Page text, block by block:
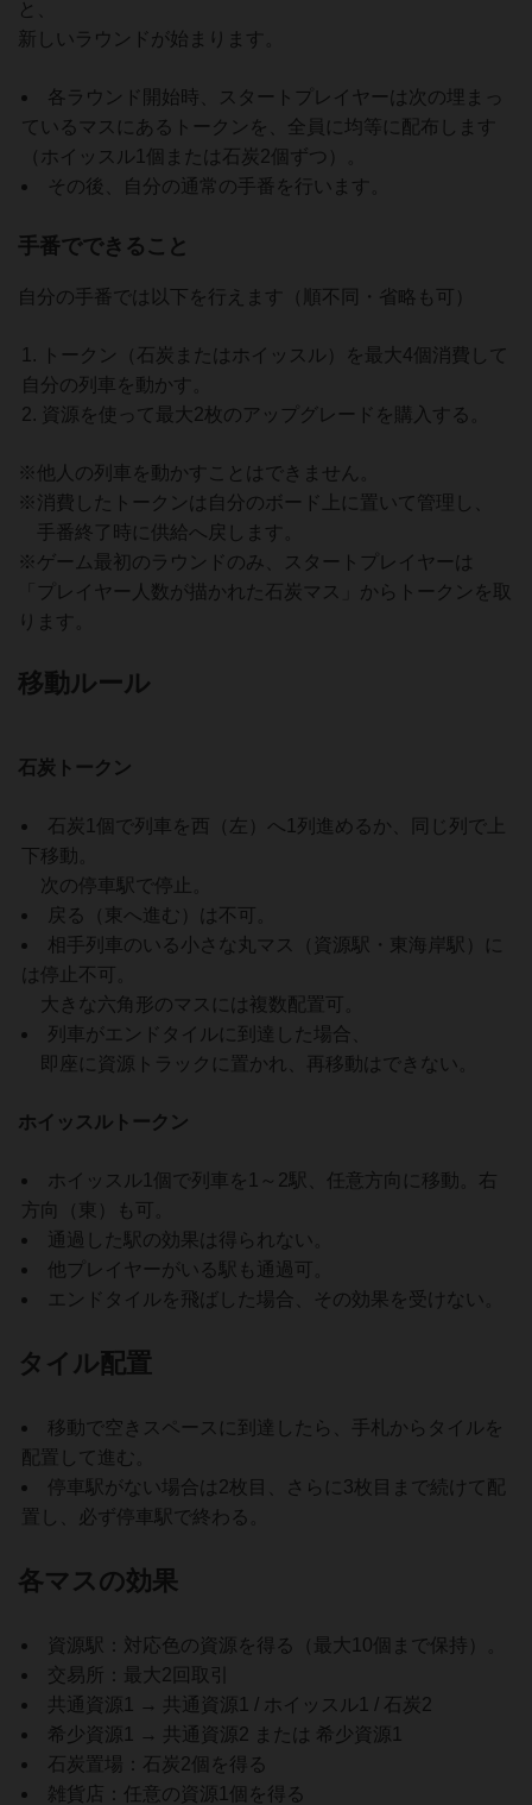
と、
新しいラウンドが始まります。
各ラウンド開始時、スタートプレイヤーは次の埋まっ
ているマスにあるトークンを、全員に均等に配布します
（ホイッスル1個または石炭2個ずつ）。
その後、自分の通常の手番を行います。
手番でできること
自分の手番では以下を行えます（順不同・省略も可）
トークン（石炭またはホイッスル）を最大4個消費して
自分の列車を動かす。
資源を使って最大2枚のアップグレードを購入する。
※他人の列車を動かすことはできません。
※消費したトークンは自分のボード上に置いて管理し、
手番終了時に供給へ戻します。
※ゲーム最初のラウンドのみ、スタートプレイヤーは
「プレイヤー人数が描かれた石炭マス」からトークンを取
ります。
移動ルール
石炭トークン
石炭1個で列車を西（左）へ1列進めるか、同じ列で上
下移動。
次の停車駅で停止。
戻る（東へ進む）は不可。
相手列車のいる小さな丸マス（資源駅・東海岸駅）に
は停止不可。
大きな六角形のマスには複数配置可。
列車がエンドタイルに到達した場合、
即座に資源トラックに置かれ、再移動はできない。
ホイッスルトークン
ホイッスル1個で列車を1～2駅、任意方向に移動。右
方向（東）も可。
通過した駅の効果は得られない。
他プレイヤーがいる駅も通過可。
エンドタイルを飛ばした場合、その効果を受けない。
タイル配置
移動で空きスペースに到達したら、手札からタイルを
配置して進む。
停車駅がない場合は2枚目、さらに3枚目まで続けて配
置し、必ず停車駅で終わる。
各マスの効果
資源駅：対応色の資源を得る（最大10個まで保持）。
交易所：最大2回取引
共通資源1 → 共通資源1 / ホイッスル1 / 石炭2
希少資源1 → 共通資源2 または 希少資源1
石炭置場：石炭2個を得る
雑貨店：任意の資源1個を得る